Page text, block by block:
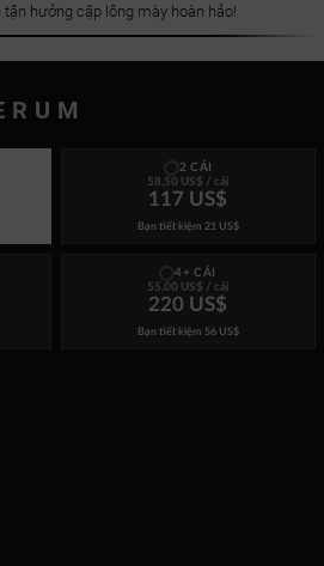
tận hưởng cặp lông mày hoàn hảo!
2 CÁI
58,50 US$ / cái
117 US$
Bạn tiết kiệm 21 US$
4+ CÁI
55,00 US$ / cái
220 US$
Bạn tiết kiệm 56 US$